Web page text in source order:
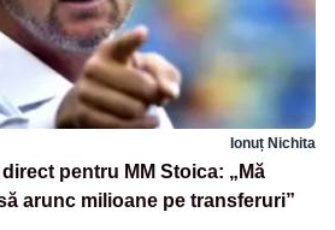
Ionuț Nichita
pentru MM Stoica: „Mă
arunc milioane pe transferuri”